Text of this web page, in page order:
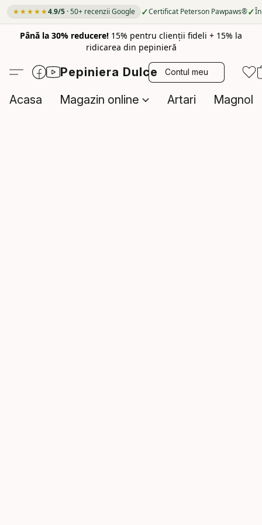
★★★★★4.9/5 · 50+ recenzii Google ✓Certificat Peterson Pawpaws®✓
Până la 30% reducere! 15% pentru clienții fideli + 15% la
ridicarea din pepinieră
Pepiniera Dulce Contul meu
Acasa Magazin online Artari Magnolii